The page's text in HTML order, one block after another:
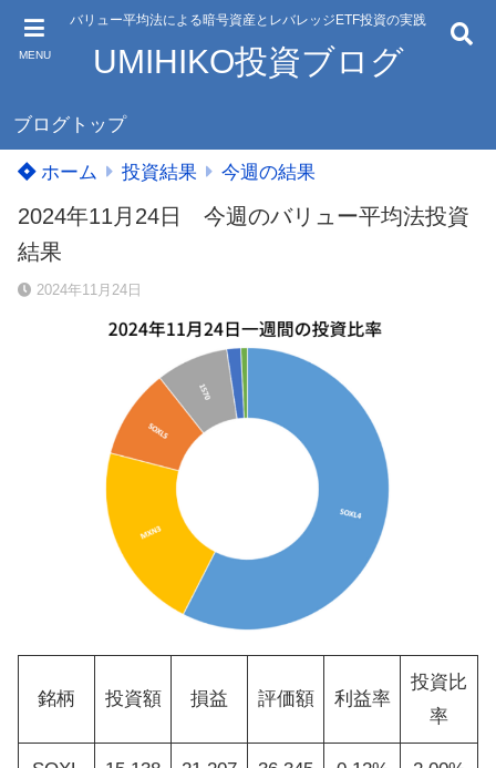
MENU
バリュー平均法による暗号資産とレバレッジETF投資の実践
UMIHIKO投資ブログ
ブログトップ
ホーム 投資結果 今週の結果
2024年11月24日 今週のバリュー平均法投資
結果
2024年11月24日
銘柄 投資額 損益 評価額 利益率
投資比
率